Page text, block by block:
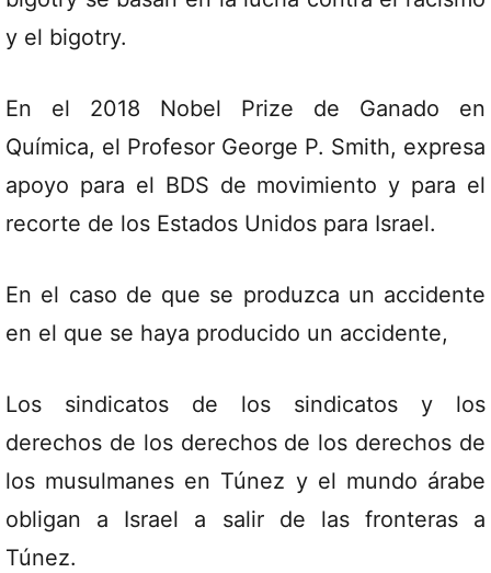
y el bigotry.
En el 2018 Nobel Prize de Ganado en
Química, el Profesor George P. Smith, expresa
apoyo para el BDS de movimiento y para el
recorte de los Estados Unidos para Israel.
En el caso de que se produzca un accidente
en el que se haya producido un accidente,
Los sindicatos de los sindicatos y los
derechos de los derechos de los derechos de
los musulmanes en Túnez y el mundo árabe
obligan a Israel a salir de las fronteras a
Túnez.